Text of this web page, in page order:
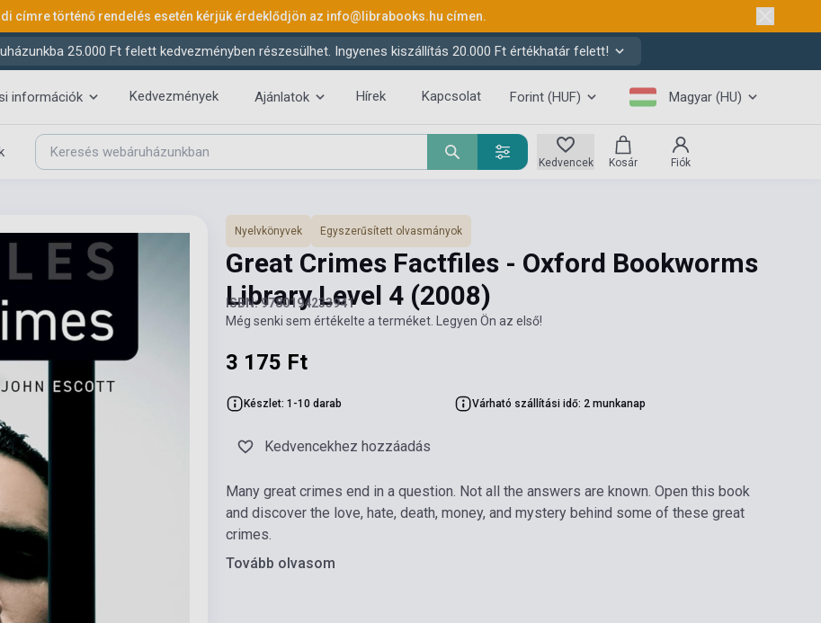
címre történő rendelés esetén kérjük érdeklődjön az info@librabooks.hu címen.
25.000 Ft felett kedvezményben részesülhet. Ingyenes kiszállítás 20.000 Ft értékhatár felett!
információk Kedvezmények Ajánlatok Hírek Kapcsolat Forint (HUF) Magyar (HU)
Kedvencek Kosár Fiók
Nyelvkönyvek Egyszerűsített olvasmányok
Great Crimes Factfiles - Oxford Bookworms
Library Level 4 (2008)
ISBN: 9780194233941
Még senki sem értékelte a terméket. Legyen Ön az első!
3 175 Ft
Készlet: 1-10 darab Várható szállítási idő: 2 munkanap
Kedvencekhez hozzáadás
Many great crimes end in a question. Not all the answers are known. Open this book
and discover the love, hate, death, money, and mystery behind some of these great
crimes.
Tovább olvasom